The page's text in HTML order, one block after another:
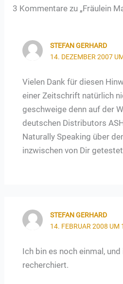
3 Kommentare zu „Fräulein
STEFAN GERHARD
14. DEZEMBER 2007
Vielen Dank für diesen
einer Zeitschrift natürlich
geschweige denn auf der
deutschen Distributors
Naturally Speaking über
inzwischen von Dir
STEFAN GERHARD
14. FEBRUAR 2008 UM
Ich bin es noch einmal,
recherchiert.